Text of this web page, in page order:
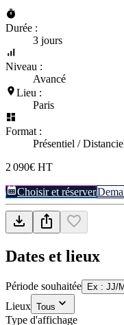
Durée :
3 jours
Niveau :
Avancé
Lieu :
Paris
Format :
Présentiel /
2 090€ HT
Choisir et réserver
Dates et lieux
Période souhaitée Ex : JJ/
Lieux Tous
Type d'affichage